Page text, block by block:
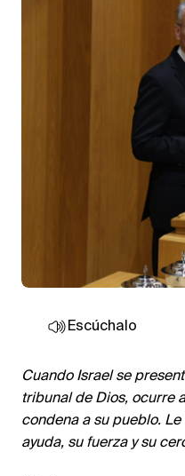
Escúchalo
Cuando Israel se
tribunal de Dios, ocurre
condena a su pueblo.
ayuda, su fuerza y su